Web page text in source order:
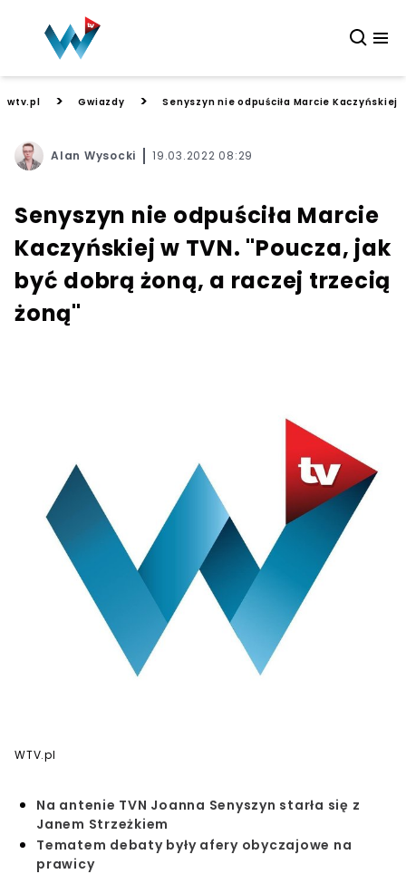
wtv.pl > Gwiazdy > Senyszyn nie odpuściła Marcie Kaczyńskiej
Alan Wysocki 19.03.2022 08:29
Senyszyn nie odpuściła Marcie
Kaczyńskiej w TVN. "Poucza, jak
być dobrą żoną, a raczej trzecią
żoną"
WTV.pl
Na antenie TVN Joanna Senyszyn starła się z
Janem Strzeżkiem
Tematem debaty były afery obyczajowe na
prawicy